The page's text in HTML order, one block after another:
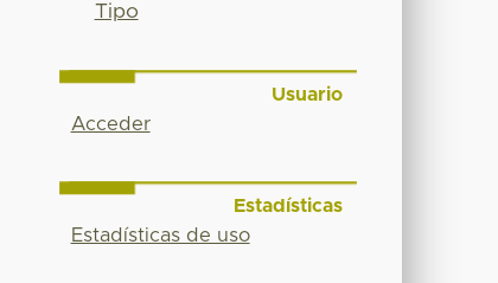
Tipo
Usuario
Acceder
Estadísticas
Estadísticas de uso